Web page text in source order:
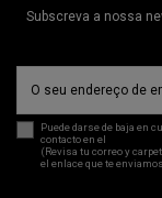
Subscreva a nossa
Puede darse de baja en
contacto en el
(Revisa tu correo y
el enlace que te